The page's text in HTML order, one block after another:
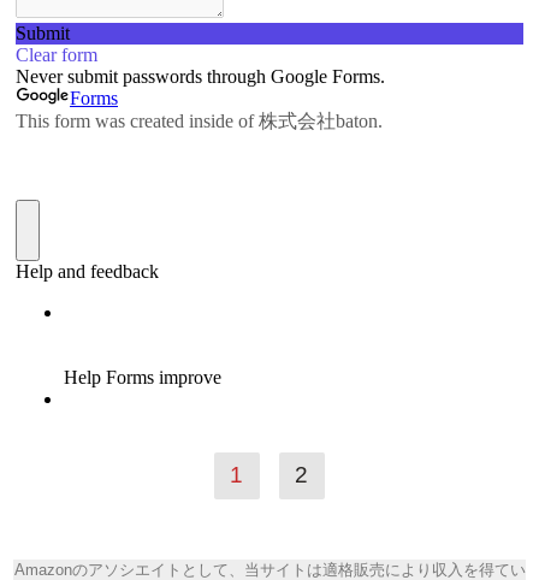
1 2
Amazonのアソシエイトとして、当サイトは適格販売により収入を得てい